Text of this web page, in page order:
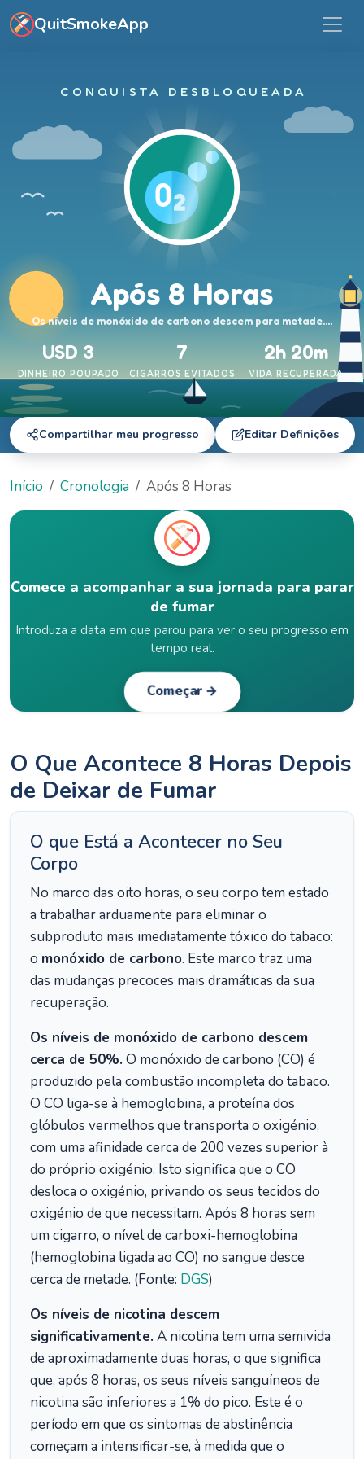
Saltar para o conteúdo principal
QuitSmokeApp
CONQUISTA DESBLOQUEADA
Após 8 Horas
Os níveis de monóxido de carbono descem para metade.…
USD 3 7 2h 20m
DINHEIRO POUPADO CIGARROS EVITADOS VIDA RECUPERADA
Compartilhar meu progresso Editar Definições
Início Cronologia Após 8 Horas
Comece a acompanhar a sua jornada para parar
de fumar
Introduza a data em que parou para ver o seu progresso em
tempo real.
Começar →
O Que Acontece 8 Horas Depois
de Deixar de Fumar
O que Está a Acontecer no Seu
Corpo
No marco das oito horas, o seu corpo tem estado
a trabalhar arduamente para eliminar o
subproduto mais imediatamente tóxico do tabaco:
o monóxido de carbono. Este marco traz uma
das mudanças precoces mais dramáticas da sua
recuperação.
Os níveis de monóxido de carbono descem
cerca de 50%.O monóxido de carbono (CO) é
produzido pela combustão incompleta do tabaco.
O CO liga-se à hemoglobina, a proteína dos
glóbulos vermelhos que transporta o oxigénio,
com uma afinidade cerca de 200 vezes superior à
do próprio oxigénio. Isto significa que o CO
desloca o oxigénio, privando os seus tecidos do
oxigénio de que necessitam. Após 8 horas sem
um cigarro, o nível de carboxi-hemoglobina
(hemoglobina ligada ao CO) no sangue desce
cerca de metade. (Fonte: DGS)
Os níveis de nicotina descem
significativamente.A nicotina tem uma semivida
de aproximadamente duas horas, o que significa
que, após 8 horas, os seus níveis sanguíneos de
nicotina são inferiores a 1% do pico. Este é o
período em que os sintomas de abstinência
começam a intensificar-se, à medida que o